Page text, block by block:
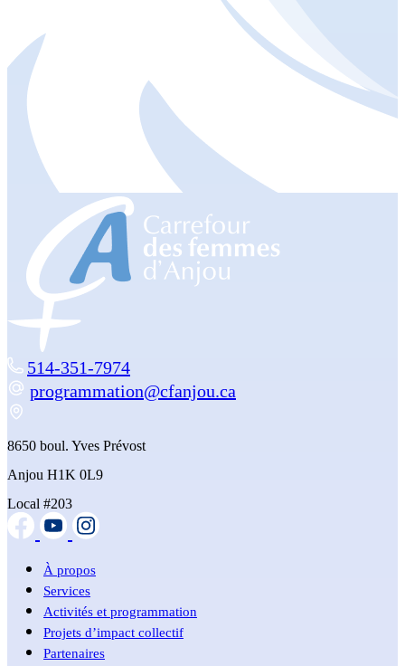
514-351-7974
programmation@cfanjou.ca
8650 boul. Yves Prévost
Anjou H1K 0L9
Local #203
À propos
Services
Activités et programmation
Projets d’impact collectif
Partenaires